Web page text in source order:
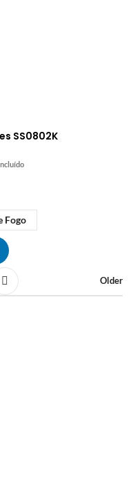
SS0802K
Fogo
Older